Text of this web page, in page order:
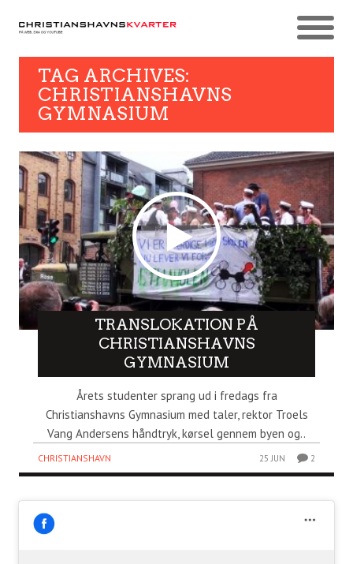
TAG ARCHIVES:
CHRISTIANSHAVNS
GYMNASIUM
TRANSLOKATION PÅ
CHRISTIANSHAVNS
GYMNASIUM
Årets studenter sprang ud i fredags fra
Christianshavns Gymnasium med taler, rektor Troels
Vang Andersens håndtryk, kørsel gennem byen og..
CHRISTIANSHAVN 25 JUN 2